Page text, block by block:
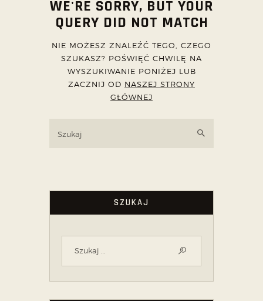
WE'RE SORRY, BUT YOUR
QUERY DID NOT MATCH
NIE MOŻESZ ZNALEŹĆ TEGO, CZEGO
SZUKASZ? POŚWIĘĆ CHWILĘ NA
WYSZUKIWANIE PONIŻEJ LUB
ZACZNIJ OD NASZEJ STRONY
GŁÓWNEJ
SZUKAJ